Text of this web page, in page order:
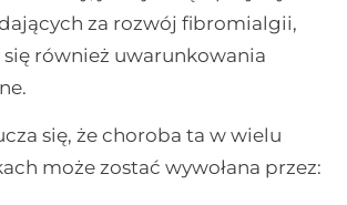
za rozwój fibromialgii,
się również uwarunkowania
się, że choroba ta w wielu
może zostać wywołana przez: